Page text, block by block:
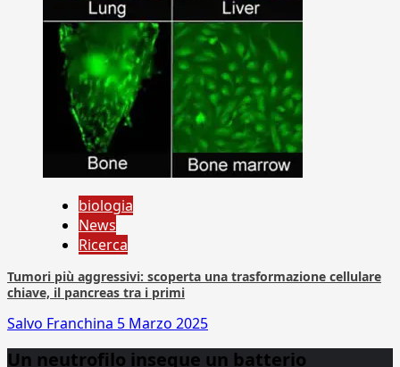
biologia
News
Ricerca
Tumori più aggressivi: scoperta una trasformazione cellulare
chiave, il pancreas tra i primi
Salvo Franchina 5 Marzo 2025
Un neutrofilo insegue un batterio